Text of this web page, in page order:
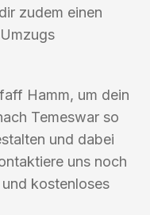
zudem einen
Hamm, um dein
Temeswar so
und dabei
uns noch
kostenloses